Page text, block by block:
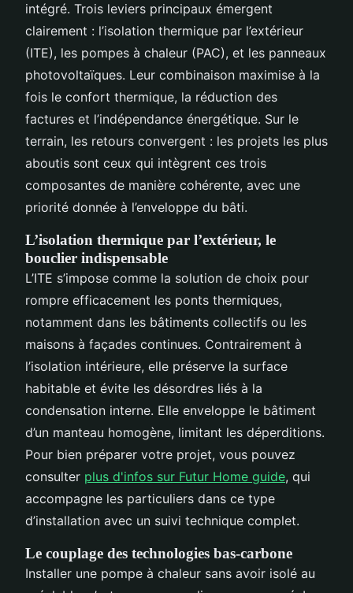
intégré. Trois leviers principaux émergent
clairement : l’isolation thermique par l’extérieur
(ITE), les pompes à chaleur (PAC), et les panneaux
photovoltaïques. Leur combinaison maximise à la
fois le confort thermique, la réduction des
factures et l’indépendance énergétique. Sur le
terrain, les retours convergent : les projets les plus
aboutis sont ceux qui intègrent ces trois
composantes de manière cohérente, avec une
priorité donnée à l’enveloppe du bâti.
L’isolation thermique par l’extérieur, le
bouclier indispensable
L’ITE s’impose comme la solution de choix pour
rompre efficacement les ponts thermiques,
notamment dans les bâtiments collectifs ou les
maisons à façades continues. Contrairement à
l’isolation intérieure, elle préserve la surface
habitable et évite les désordres liés à la
condensation interne. Elle enveloppe le bâtiment
d’un manteau homogène, limitant les déperditions.
Pour bien préparer votre projet, vous pouvez
consulter plus d'infos sur Futur Home guide, qui
accompagne les particuliers dans ce type
d’installation avec un suivi technique complet.
Le couplage des technologies bas-carbone
Installer une pompe à chaleur sans avoir isolé au